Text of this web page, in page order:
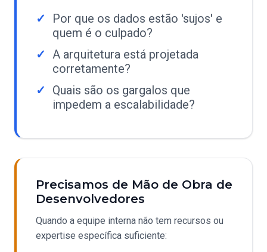
Por que os dados estão 'sujos' e
quem é o culpado?
A arquitetura está projetada
corretamente?
Quais são os gargalos que
impedem a escalabilidade?
Precisamos de Mão de Obra de
Desenvolvedores
Quando a equipe interna não tem recursos ou
expertise específica suficiente: